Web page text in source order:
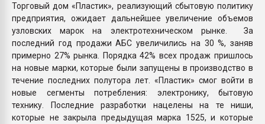
Торговый дом «Пластик», реализующий сбытовую политику
предприятия, ожидает дальнейшее увеличение объемов
узловских марок на электротехническом рынке. За
последний год продажи АБС увеличились на 30 %, заняв
примерно 27% рынка. Порядка 42% всех продаж пришлось
на новые марки, которые были запущены в производство в
течение последних полутора лет. «Пластик» смог войти в
новые сегменты потребления: электронику, бытовую
технику. Последние разработки нацелены на те ниши,
которые не закрыла предыдущая марка 1525, и которые